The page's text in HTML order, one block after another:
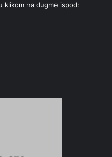
klikom na dugme ispod: